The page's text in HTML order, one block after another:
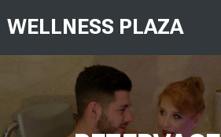
WELLNESS PLAZA